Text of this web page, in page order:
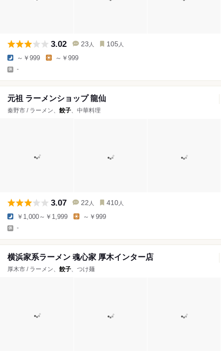
3.02 23 人 105 人
～￥999 ～￥999
-
元祖 ラーメンショップ 龍仙
秦野市 / ラーメン、 餃子、中華料理
3.07 22 人 410 人
￥1,000～￥1,999 ～￥999
-
横浜家系ラーメン 魂心家 厚木インター店
厚木市 / ラーメン、 餃子、つけ麺